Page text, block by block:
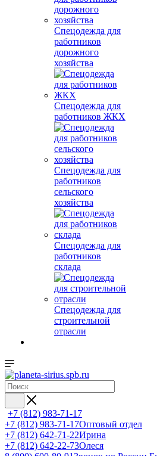
Спецодежда для
работников
дорожного
хозяйства
Спецодежда для
работников ЖКХ
Спецодежда для
работников
сельского
хозяйства
Спецодежда для
работников
склада
Спецодежда для
строительной
отрасли
+7 (812) 983-71-17
+7 (812) 983-71-17Оптовый отдел
+7 (812) 642-71-22Ирина
+7 (812) 642-22-73Олеся